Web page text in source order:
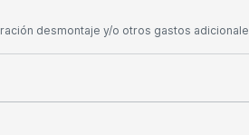
desmontaje y/o otros gastos